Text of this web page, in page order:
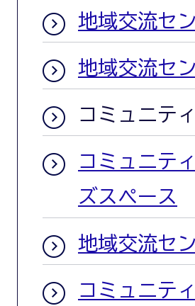
地域交流セ
地域交流セ
コミュニテ
コミュニテ
ズスペース
地域交流セ
コミュニテ